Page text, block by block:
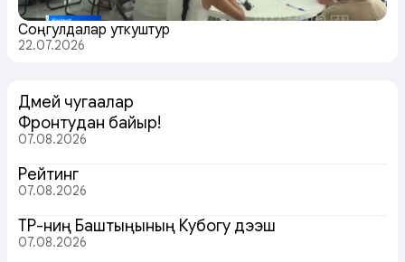
Соңгулдалар уткуштур
22.07.2026
Дөмей чугаалар
Фронтудан байыр!
07.08.2026
Рейтинг
07.08.2026
ТР-ниң Баштыңының Кубогу дээш
07.08.2026